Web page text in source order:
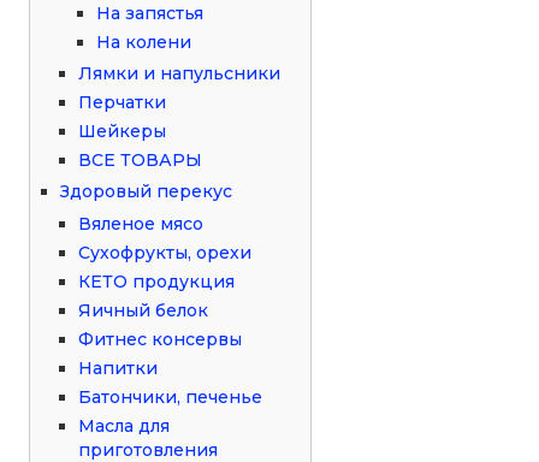
На запястья
На колени
Лямки и напульсники
Перчатки
Шейкеры
ВСЕ ТОВАРЫ
Здоровый перекус
Вяленое мясо
Сухофрукты, орехи
КЕТО продукция
Яичный белок
Фитнес консервы
Напитки
Батончики, печенье
Масла для
приготовления